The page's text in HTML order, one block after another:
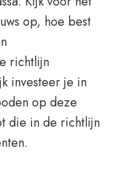
op, hoe best
richtlijn
investeer je in
op deze
die in de richtlijn